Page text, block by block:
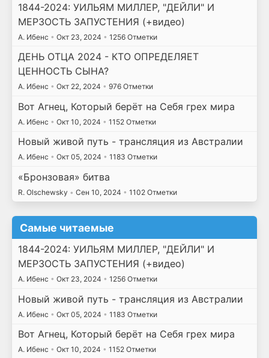
1844-2024: УИЛЬЯМ МИЛЛЕР, "ДЕЙЛИ" И
МЕРЗОСТЬ ЗАПУСТЕНИЯ (+видео)
А. Ибенс • Окт 23, 2024 • 1256 Отметки
ДЕНЬ ОТЦА 2024 - КТО ОПРЕДЕЛЯЕТ
ЦЕННОСТЬ СЫНА?
А. Ибенс • Окт 22, 2024 • 976 Отметки
Вот Агнец, Который берёт на Себя грех мира
А. Ибенс • Окт 10, 2024 • 1152 Отметки
Новый живой путь - трансляция из Австралии
А. Ибенс • Окт 05, 2024 • 1183 Отметки
«Бронзовая» битва
R. Olschewsky • Сен 10, 2024 • 1102 Отметки
Самые читаемые
1844-2024: УИЛЬЯМ МИЛЛЕР, "ДЕЙЛИ" И
МЕРЗОСТЬ ЗАПУСТЕНИЯ (+видео)
А. Ибенс • Окт 23, 2024 • 1256 Отметки
Новый живой путь - трансляция из Австралии
А. Ибенс • Окт 05, 2024 • 1183 Отметки
Вот Агнец, Который берёт на Себя грех мира
А. Ибенс • Окт 10, 2024 • 1152 Отметки